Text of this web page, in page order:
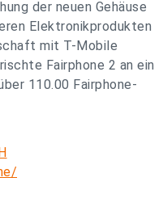
der neuen Gehäuse
Elektronikprodukten
mit T-Mobile
Fairphone 2 an ein
110.00 Fairphone-